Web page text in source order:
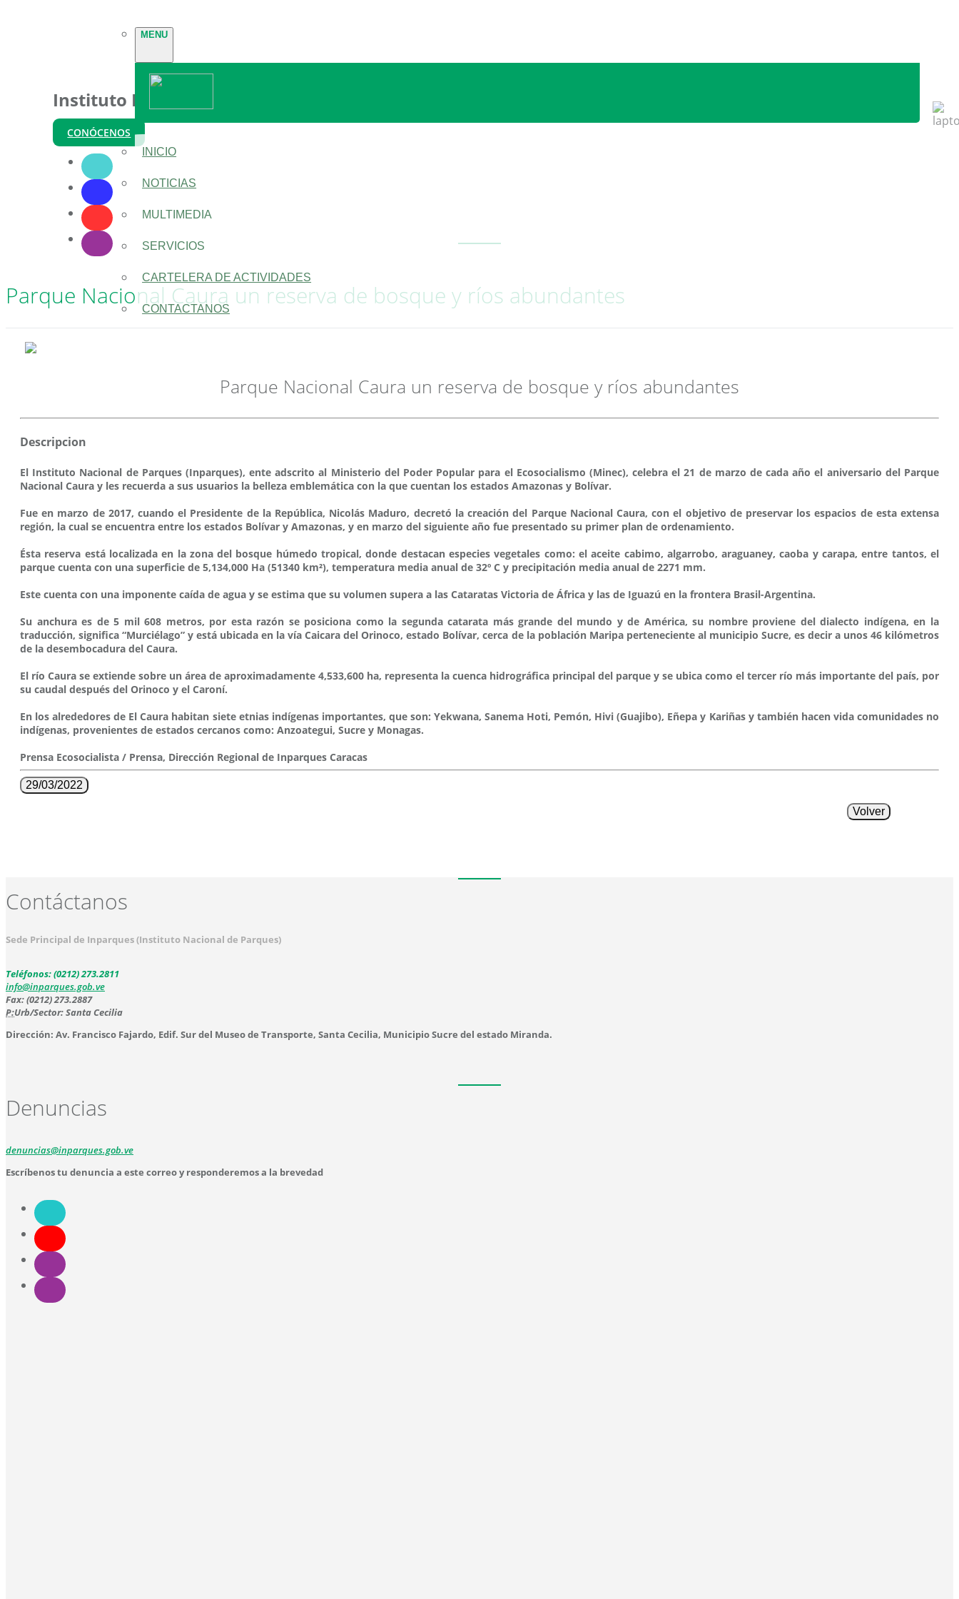
MENU
INICIO
NOTICIAS
MULTIMEDIA
SERVICIOS
CARTELERA DE ACTIVIDADES
CONTACTANOS
Instituto Nacional de Parques
CONÓCENOS
Parque Nacional Caura un reserva de bosque y ríos abundantes
Parque Nacional Caura un reserva de bosque y ríos abundantes
Descripcion
El Instituto Nacional de Parques (Inparques), ente adscrito al Ministerio del Poder Popular para el Ecosocialismo (Minec), celebra el 21 de marzo de cada año el aniversario del Parque
Nacional Caura y les recuerda a sus usuarios la belleza emblemática con la que cuentan los estados Amazonas y Bolívar.
Fue en marzo de 2017, cuando el Presidente de la República, Nicolás Maduro, decretó la creación del Parque Nacional Caura, con el objetivo de preservar los espacios de esta extensa
región, la cual se encuentra entre los estados Bolívar y Amazonas, y en marzo del siguiente año fue presentado su primer plan de ordenamiento.
Ésta reserva está localizada en la zona del bosque húmedo tropical, donde destacan especies vegetales como: el aceite cabimo, algarrobo, araguaney, caoba y carapa, entre tantos, el
parque cuenta con una superficie de 5,134,000 Ha (51340 km²), temperatura media anual de 32º C y precipitación media anual de 2271 mm.
Este cuenta con una imponente caída de agua y se estima que su volumen supera a las Cataratas Victoria de África y las de Iguazú en la frontera Brasil-Argentina.
Su anchura es de 5 mil 608 metros, por esta razón se posiciona como la segunda catarata más grande del mundo y de América, su nombre proviene del dialecto indígena, en la
traducción, significa “Murciélago” y está ubicada en la vía Caicara del Orinoco, estado Bolívar, cerca de la población Maripa perteneciente al municipio Sucre, es decir a unos 46 kilómetros
de la desembocadura del Caura.
El río Caura se extiende sobre un área de aproximadamente 4,533,600 ha, representa la cuenca hidrográfica principal del parque y se ubica como el tercer río más importante del país, por
su caudal después del Orinoco y el Caroní.
En los alrededores de El Caura habitan siete etnias indígenas importantes, que son: Yekwana, Sanema Hoti, Pemón, Hivi (Guajibo), Eñepa y Kariñas y también hacen vida comunidades no
indígenas, provenientes de estados cercanos como: Anzoategui, Sucre y Monagas.
Prensa Ecosocialista / Prensa, Dirección Regional de Inparques Caracas
29/03/2022
Volver
Contáctanos
Sede Principal de Inparques (Instituto Nacional de Parques)
Teléfonos: (0212) 273.2811
info@inparques.gob.ve
Fax: (0212) 273.2887
P:Urb/Sector: Santa Cecilia
Dirección: Av. Francisco Fajardo, Edif. Sur del Museo de Transporte, Santa Cecilia, Municipio Sucre del estado Miranda.
Denuncias
denuncias@inparques.gob.ve
Escríbenos tu denuncia a este correo y responderemos a la brevedad